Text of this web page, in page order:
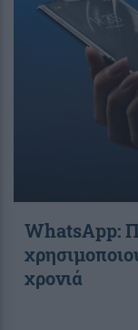
WhatsApp:
χρονιά